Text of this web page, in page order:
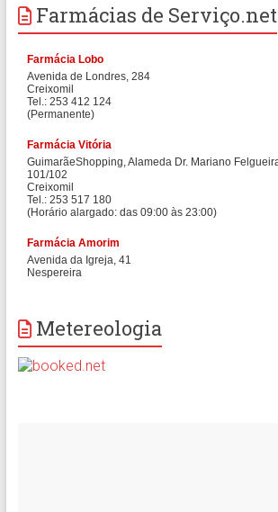
Farmácias de Serviço.net
Metereologia